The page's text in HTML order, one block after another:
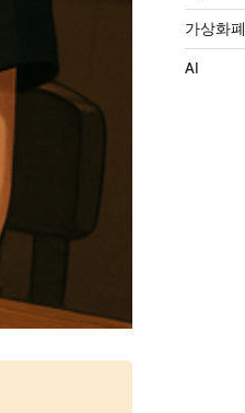
가상화폐
AI